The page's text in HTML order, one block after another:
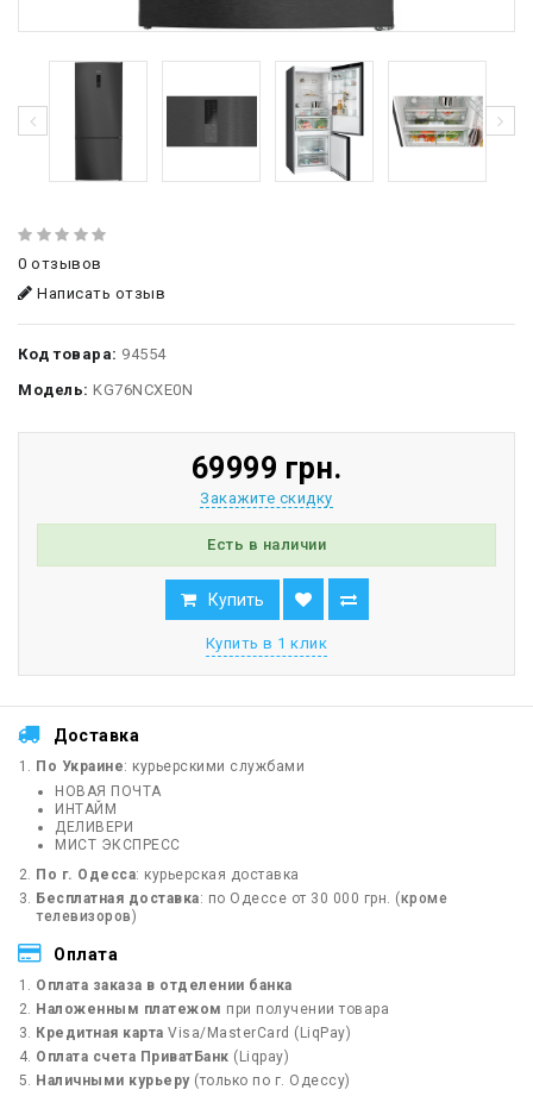
0 отзывов
Написать отзыв
Код товара: 94554
Модель: KG76NCXE0N
69999 грн.
Закажите скидку
Есть в наличии
Купить
Купить в 1 клик
Доставка
По Украине: курьерскими службами
НОВАЯ ПОЧТА
ИНТАЙМ
ДЕЛИВЕРИ
МИСТ ЭКСПРЕСС
По г. Одесса: курьерская доставка
Бесплатная доставка: по Одессе от 30 000 грн. (кроме
телевизоров)
Оплата
Оплата заказа в отделении банка
Наложенным платежом при получении товара
Кредитная карта Visa/MasterCard (LiqPay)
Оплата счета ПриватБанк (Liqpay)
Наличными курьеру(только по г. Одессу)